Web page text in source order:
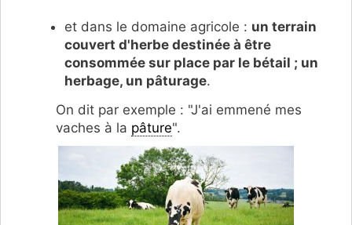
et dans le domaine agricole : un terrain
couvert d'herbe destinée à être
consommée sur place par le bétail ; un
herbage, un pâturage.
On dit par exemple : "J'ai emmené mes
vaches à la pâture".